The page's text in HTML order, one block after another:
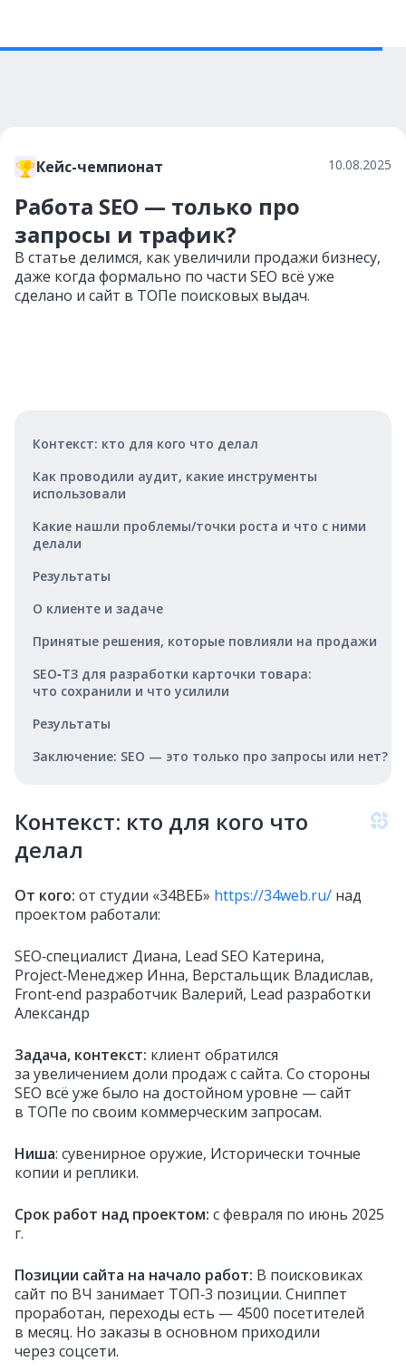
Кейс-чемпионат 10.08.2025
Работа SEO — только про
запросы и трафик?
В статье делимся, как увеличили продажи бизнесу,
даже когда формально по части SEO всё уже
сделано и сайт в ТОПе поисковых выдач.
Контекст: кто для кого что делал
Как проводили аудит, какие инструменты
использовали
Какие нашли проблемы/точки роста и что с ними
делали
Результаты
О клиенте и задаче
Принятые решения, которые повлияли на продажи
SEO‑ТЗ для разработки карточки товара:
что сохранили и что усилили
Результаты
Заключение: SEO — это только про запросы или нет?
Контекст: кто для кого что
делал
От кого: от студии «34ВЕБ» https://34web.ru/ над
проектом работали:
SEO‑специалист Диана, Lead SEO Катерина,
Project‑Менеджер Инна, Верстальщик Владислав,
Front‑end разработчик Валерий, Lead разработки
Александр
Задача, контекст: клиент обратился
за увеличением доли продаж с сайта. Со стороны
SEO всё уже было на достойном уровне — сайт
в ТОПе по своим коммерческим запросам.
Ниша: сувенирное оружие, Исторически точные
копии и реплики.
Срок работ над проектом: с февраля по июнь 2025
г.
Позиции сайта на начало работ: В поисковиках
сайт по ВЧ занимает ТОП‑3 позиции. Сниппет
проработан, переходы есть — 4500 посетителей
в месяц. Но заказы в основном приходили
через соцсети.